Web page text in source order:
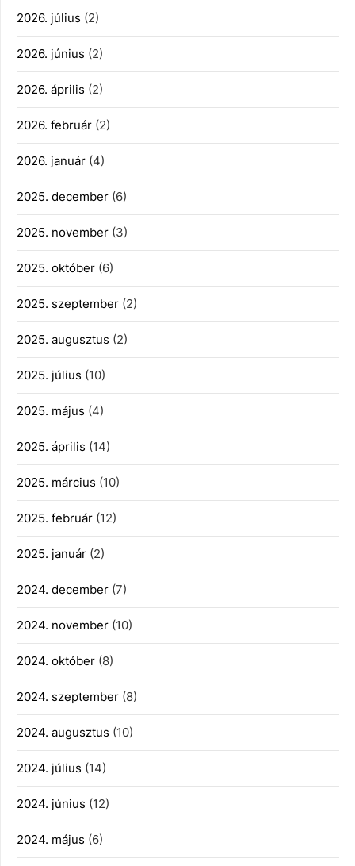
2026. július (2)
2026. június (2)
2026. április (2)
2026. február (2)
2026. január (4)
2025. december (6)
2025. november (3)
2025. október (6)
2025. szeptember (2)
2025. augusztus (2)
2025. július (10)
2025. május (4)
2025. április (14)
2025. március (10)
2025. február (12)
2025. január (2)
2024. december (7)
2024. november (10)
2024. október (8)
2024. szeptember (8)
2024. augusztus (10)
2024. július (14)
2024. június (12)
2024. május (6)